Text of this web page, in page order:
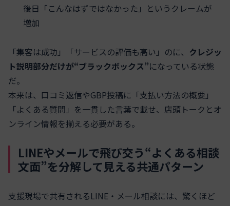
後日「こんなはずではなかった」というクレームが
増加
「集客は成功」「サービスの評価も高い」のに、 クレジッ
ト説明部分だけが“ブラックボックス”になっている状態
だ。
本来は、口コミ返信やGBP投稿に「支払い方法の概要」
「よくある質問」を一貫した言葉で載せ、店頭トークとオ
ンライン情報を揃える必要がある。
LINEやメールで飛び交う“よくある相談
文面”を分解して見える共通パターン
支援現場で共有されるLINE・メール相談には、驚くほど